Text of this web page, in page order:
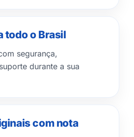
todo o Brasil
segurança,
durante a sua
com nota